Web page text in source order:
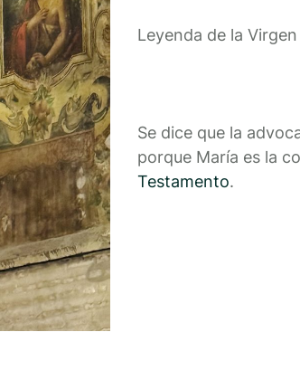
Leyenda de la
Se dice que la
porque María es la
Testamento.